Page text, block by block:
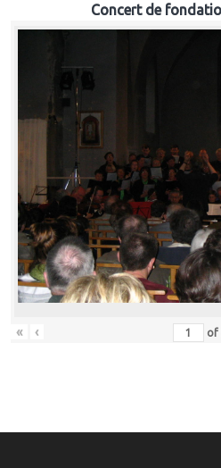
Concert de
« ‹ of